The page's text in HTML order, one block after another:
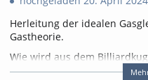
Herleitung der idealen
Gastheorie.
Wie wird aus dem